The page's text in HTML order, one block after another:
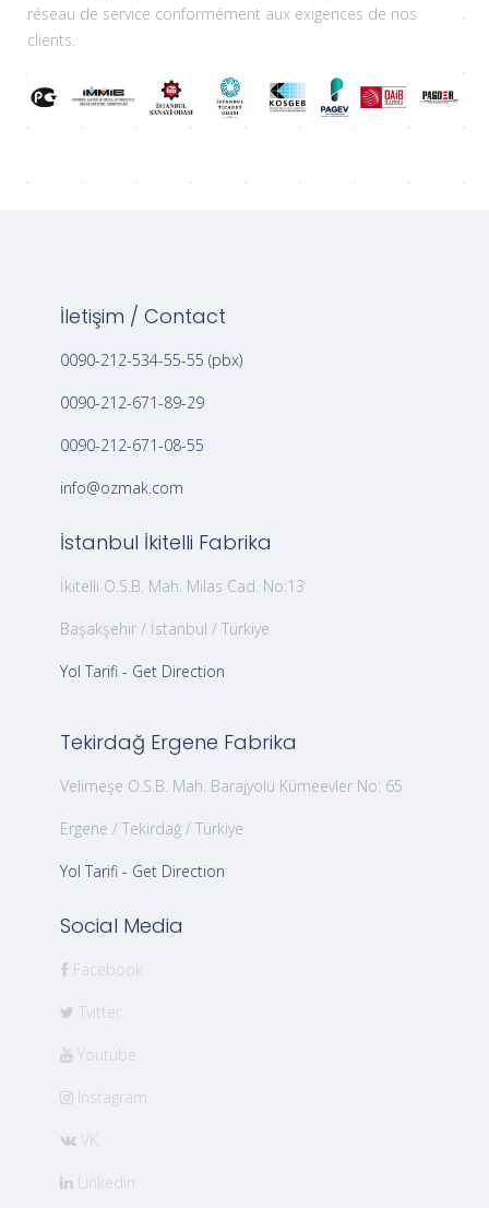
réseau de service conformément aux exigences de nos
clients.
İletişim / Contact
0090-212-534-55-55 (pbx)
0090-212-671-89-29
0090-212-671-08-55
info@ozmak.com
İstanbul İkitelli Fabrika
İkitelli O.S.B. Mah. Milas Cad. No:13
Başakşehir / İstanbul / Türkiye
Yol Tarifi - Get Direction
Tekirdağ Ergene Fabrika
Velimeşe O.S.B. Mah. Barajyolu Kümeevler No: 65
Ergene / Tekirdağ / Türkiye
Yol Tarifi - Get Direction
Social Media
Facebook
Tvitter
Youtube
Instagram
VK
Linkedin